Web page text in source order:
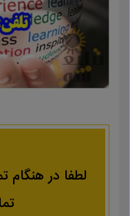
لطفا در هنگام